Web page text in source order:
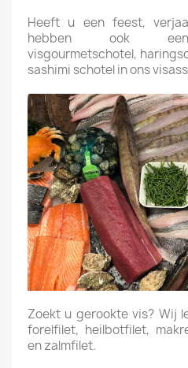
Heeft u een feest,
hebben ook een
visgourmetschotel,
sashimi schotel in ons
Zoekt u gerookte vis? Wij
forelfilet, heilbotfilet,
en zalmfilet.